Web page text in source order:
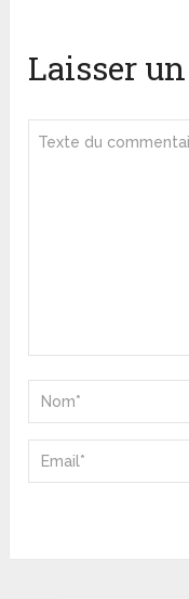
Laisser